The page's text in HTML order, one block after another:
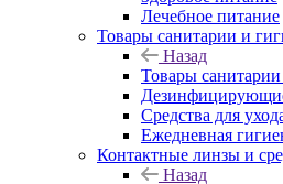
Лечебное питание
Товары санитарии и
Назад
Товары
Средства для
Ежедневная
Контактные линзы и
Назад